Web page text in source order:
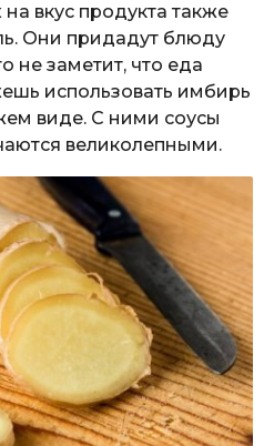
вкус продукта также
Они придадут блюду
не заметит, что еда
использовать имбирь
виде. С ними соусы
великолепными.